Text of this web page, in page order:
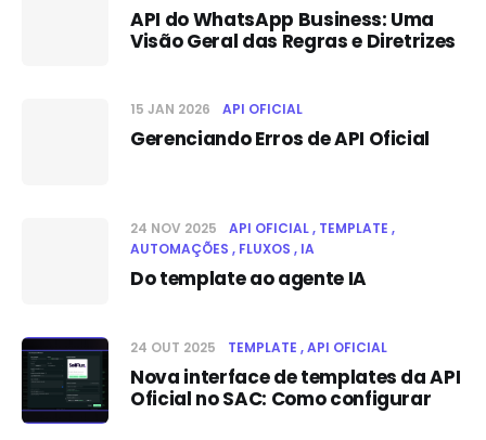
API do WhatsApp Business: Uma
Visão Geral das Regras e Diretrizes
15 JAN 2026 API OFICIAL
Gerenciando Erros de API Oficial
24 NOV 2025 API OFICIAL TEMPLATE
AUTOMAÇÕES
FLUXOS IA
Do template ao agente IA
24 OUT 2025 TEMPLATE API OFICIAL
Nova interface de templates da API
Oficial no SAC: Como configurar